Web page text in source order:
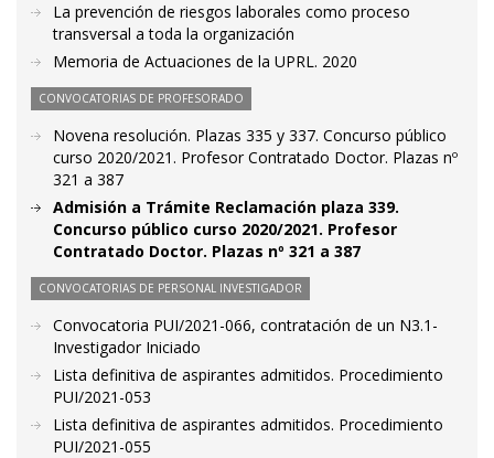
La prevención de riesgos laborales como proceso
transversal a toda la organización
Memoria de Actuaciones de la UPRL. 2020
CONVOCATORIAS DE PROFESORADO
Novena resolución. Plazas 335 y 337. Concurso público
curso 2020/2021. Profesor Contratado Doctor. Plazas nº
321 a 387
Admisión a Trámite Reclamación plaza 339.
Concurso público curso 2020/2021. Profesor
Contratado Doctor. Plazas nº 321 a 387
CONVOCATORIAS DE PERSONAL INVESTIGADOR
Convocatoria PUI/2021-066, contratación de un N3.1-
Investigador Iniciado
Lista definitiva de aspirantes admitidos. Procedimiento
PUI/2021-053
Lista definitiva de aspirantes admitidos. Procedimiento
PUI/2021-055